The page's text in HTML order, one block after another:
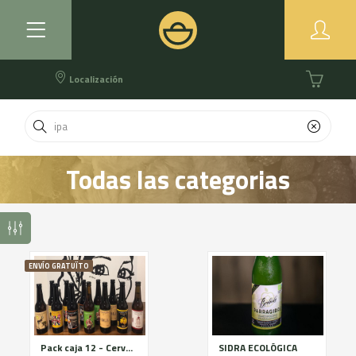
Localización
Todas las categorias
ENVÍO GRATUÏTO
Pack caja 12 - Cerveza artesana - La Masovera
SIDRA ECOLÓGICA